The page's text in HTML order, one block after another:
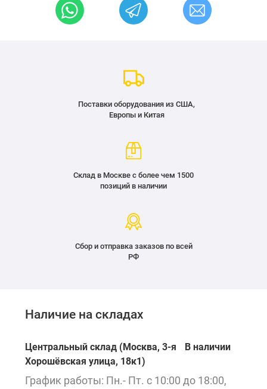
Поставки оборудования из США,
Европы и Китая
Склад в Москве с более чем 1500
позиций в наличии
Сбор и отправка заказов по всей
РФ
Наличие на складах
Центральный склад (Москва, 3-я
Хорошёвская улица, 18к1)
В наличии
График работы: Пн.- Пт. с 10:00 до 18:00,